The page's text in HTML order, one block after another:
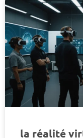
la réalité